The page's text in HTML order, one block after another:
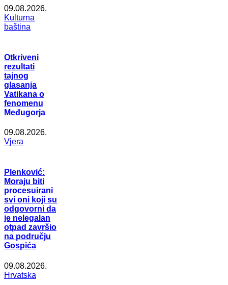
09.08.2026.
Kulturna
baština
Otkriveni
rezultati
tajnog
glasanja
Vatikana o
fenomenu
Međugorja
09.08.2026.
Vjera
Plenković:
Moraju biti
procesuirani
svi oni koji su
odgovorni da
je nelegalan
otpad završio
na području
Gospića
09.08.2026.
Hrvatska